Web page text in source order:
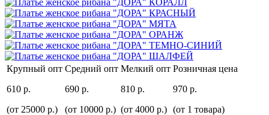
Крупный опт
610 р.
(от 25000 р.)
Средний опт
690 р.
(от 10000 р.)
Мелкий опт
810 р.
(от 4000 р.)
Розничная цена
970 р.
(от 1 товара)